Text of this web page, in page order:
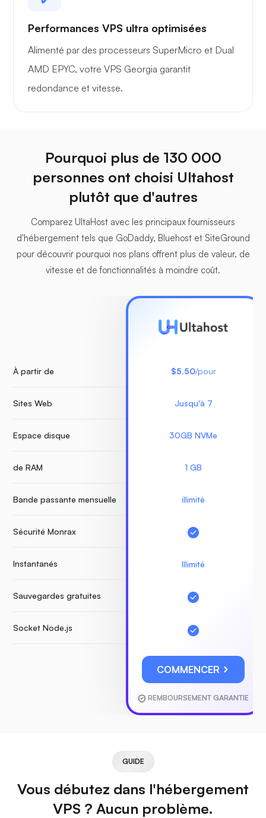
Performances VPS ultra optimisées
Alimenté par des processeurs SuperMicro et Dual
AMD EPYC, votre VPS Georgia garantit
redondance et vitesse.
Pourquoi plus de 130 000
personnes ont choisi Ultahost
plutôt que d'autres
Comparez UltaHost avec les principaux fournisseurs
d'hébergement tels que GoDaddy, Bluehost et SiteGround
pour découvrir pourquoi nos plans offrent plus de valeur, de
vitesse et de fonctionnalités à moindre coût.
À partir de
Sites Web
Espace disque
de RAM
Bande passante mensuelle
Sécurité Monrax
Instantanés
Sauvegardes gratuites
Socket Node.js
$5.50/pour
Jusqu'à 7
30GB NVMe
1 GB
illimité
Illimité
COMMENCER
REMBOURSEMENT GARANTIE
GUIDE
Vous débutez dans l'hébergement
VPS ? Aucun problème.